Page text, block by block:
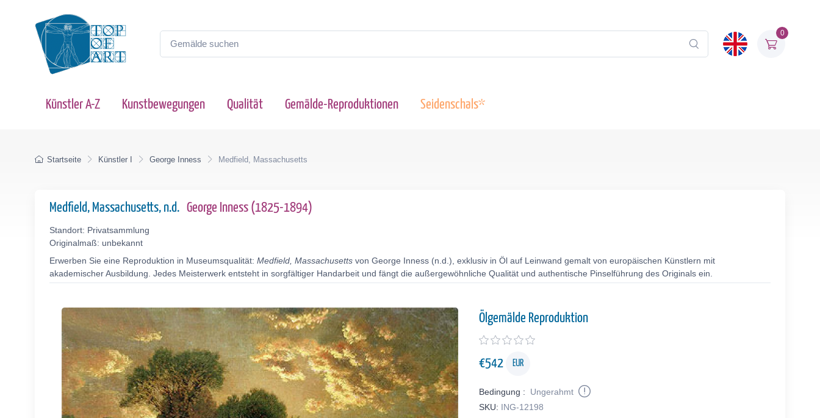
0
Künstler A-Z Kunstbewegungen Qualität Gemälde-Reproduktionen Seidenschals*
Startseite Künstler I George Inness Medfield, Massachusetts
Medfield, Massachusetts, n.d. George Inness (1825-1894)
Standort: Privatsammlung
Originalmaß: unbekannt
Erwerben Sie eine Reproduktion in Museumsqualität: Medfield, Massachusetts von George Inness (n.d.), exklusiv in Öl auf Leinwand gemalt von europäischen Künstlern mit
akademischer Ausbildung. Jedes Meisterwerk entsteht in sorgfältiger Handarbeit und fängt die außergewöhnliche Qualität und authentische Pinselführung des Originals ein.
Ölgemälde Reproduktion
€542 EUR
Bedingung :
Ungerahmt
SKU: ING-12198